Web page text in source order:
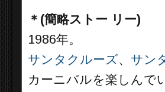
＊(簡略ストー リー)
1986年。
サンタクルーズ、 サン
カーニバルを楽しんで